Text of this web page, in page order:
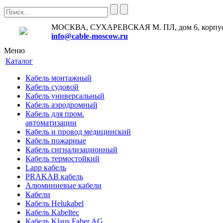
МОСКВА, СУХАРЕВСКАЯ М. ПЛ, дом 6,
info@cable-moscow.ru
Меню
Каталог
Кабель монтажный
Кабель судовой
Кабель универсальный
Кабель аэродромный
Кабель для пром.
автоматизации
Кабель и провод медицинский
Кабель пожарные
Кабель сигнализационный
Кабель термостойкий
Lapp кабель
PRAKAB кабель
Алюминиевые кабели
Кабели
Кабель Helukabel
Кабель Kabeltec
Кабель Klaus Faber AG